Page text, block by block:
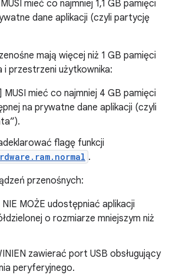
mieć co najmniej 1,1 GB pamięci
dane aplikacji (czyli partycję
mają więcej niż 1 GB pamięci
i przestrzeni użytkownika:
MUSI mieć co najmniej 4 GB pamięci
na prywatne dane aplikacji (czyli
flagę funkcji
.
przenośnych:
MOŻE udostępniać aplikacji
o rozmiarze mniejszym niż
zawierać port USB obsługujący
peryferyjnego.